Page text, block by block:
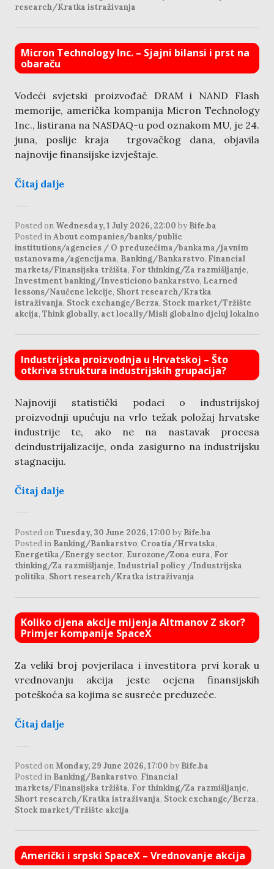
research/Kratka istraživanja
Micron Technology Inc. – Sjajni bilansi i prst na
obaraču
Vodeći svjetski proizvođač DRAM i NAND Flash
memorije, američka kompanija Micron Technology
Inc., listirana na NASDAQ-u pod oznakom MU, je 24.
juna, poslije kraja trgovačkog dana, objavila
najnovije finansijske izvještaje.
Čitaj dalje
Posted on Wednesday, 1 July 2026, 22:00 by Bife.ba
Posted inAbout companies/banks/public
institutions/agencies / O preduzećima/bankama/javnim
ustanovama/agencijama, Banking/Bankarstvo, Financial
markets/Finansijska tržišta, For thinking/Za razmišljanje,
Investment banking/Investiciono bankarstvo, Learned
lessons/Naučene lekcije, Short research/Kratka
istraživanja, Stock exchange/Berza, Stock market/Tržište
akcija, Think globally, act locally/Misli globalno djeluj lokalno
Industrijska proizvodnja u Hrvatskoj – Što
otkriva struktura industrijskih grupacija?
Najnoviji statistički podaci o industrijskoj
proizvodnji upućuju na vrlo težak položaj hrvatske
industrije te, ako ne na nastavak procesa
deindustrijalizacije, onda zasigurno na industrijsku
stagnaciju.
Čitaj dalje
Posted onTuesday, 30 June 2026, 17:00 by Bife.ba
Posted in Banking/Bankarstvo, Croatia/Hrvatska,
Energetika/Energy sector, Eurozone/Zona eura, For
thinking/Za razmišljanje, Industrial policy /Industrijska
politika, Short research/Kratka istraživanja
Koliko cijena akcije mijenja Altmanov Z skor?
Primjer kompanije SpaceX
Za veliki broj povjerilaca i investitora prvi korak u
vrednovanju akcija jeste ocjena finansijskih
poteškoća sa kojima se susreće preduzeće.
Čitaj dalje
Posted on Monday, 29 June 2026, 17:00 by Bife.ba
Posted in Banking/Bankarstvo, Financial
markets/Finansijska tržišta, For thinking/Za razmišljanje,
Short research/Kratka istraživanja, Stock exchange/Berza,
Stock market/Tržište akcija
Američki i srpski SpaceX – Vrednovanje akcija